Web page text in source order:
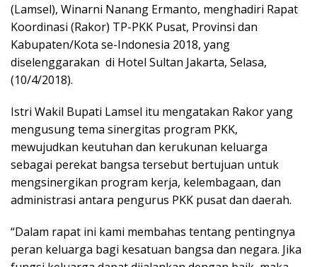
(Lamsel), Winarni Nanang Ermanto, menghadiri Rapat
Koordinasi (Rakor) TP-PKK Pusat, Provinsi dan
Kabupaten/Kota se-Indonesia 2018, yang
diselenggarakan di Hotel Sultan Jakarta, Selasa,
(10/4/2018).
Istri Wakil Bupati Lamsel itu mengatakan Rakor yang
mengusung tema sinergitas program PKK,
mewujudkan keutuhan dan kerukunan keluarga
sebagai perekat bangsa tersebut bertujuan untuk
mengsinergikan program kerja, kelembagaan, dan
administrasi antara pengurus PKK pusat dan daerah.
“Dalam rapat ini kami membahas tentang pentingnya
peran keluarga bagi kesatuan bangsa dan negara. Jika